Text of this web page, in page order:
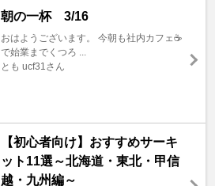
朝の一杯 3/16
おはようございます。 今朝も社内カフェ☕️
で始業までくつろ ...
とも ucf31さん
【初心者向け】おすすめサーキ
ット11選～北海道・東北・甲信
越・九州編～